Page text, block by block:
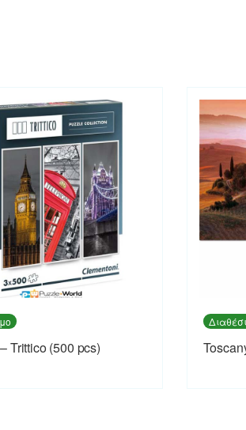
Trittico (500 pcs)